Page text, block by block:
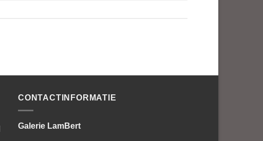
CONTACTINFORMATIE
Galerie LamBert